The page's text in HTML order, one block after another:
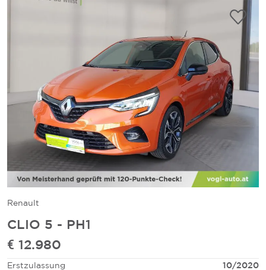
Renault
CLIO 5 - PH1
€ 12.980
Erstzulassung
10/2020